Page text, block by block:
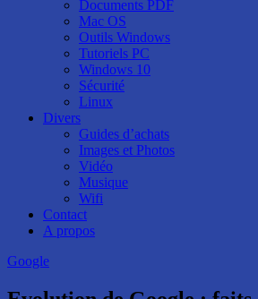
Documents PDF
Mac OS
Outils Windows
Tutoriels PC
Windows 10
Sécurité
Linux
Divers
Guides d’achats
Images et Photos
Vidéo
Musique
Wifi
Contact
A propos
Google